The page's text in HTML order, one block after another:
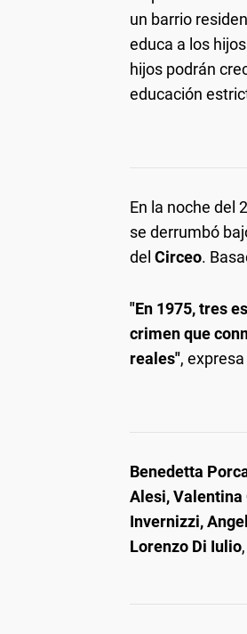
un barrio
educa a los
hijos podrán
educación
En la noche del
se derrumbó
del Circeo.
"En 1975, tres
crimen que
reales", expresa
Benedetta
Alesi, Valentina
Invernizzi,
Lorenzo Di Iulio